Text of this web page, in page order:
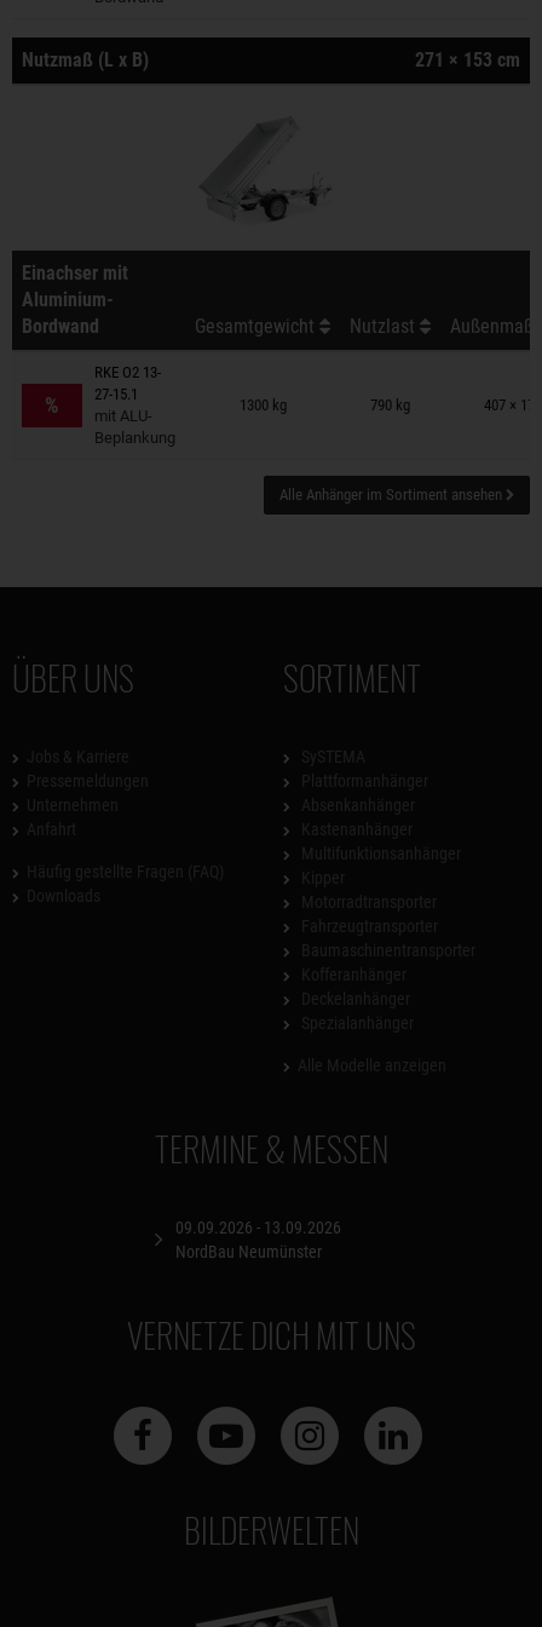
Nutzmaß (L x B) 271 × 153 cm
Einachser mit
Aluminium-
Bordwand
Gesamtgewicht Nutzlast Außenmaß
%
RKE O2 13-
27-15.1
mit ALU-
Beplankung
1300 kg 790 kg 407 ×
Anhänger auf Merkzettel
Alle Anhänger im Sortiment ansehen
ÜBER UNS SORTIMENT
TERMINE & MESSEN
09.09.2026 - 13.09.2026
NordBau Neumünster
VERNETZE DICH MIT UNS
BILDERWELTEN